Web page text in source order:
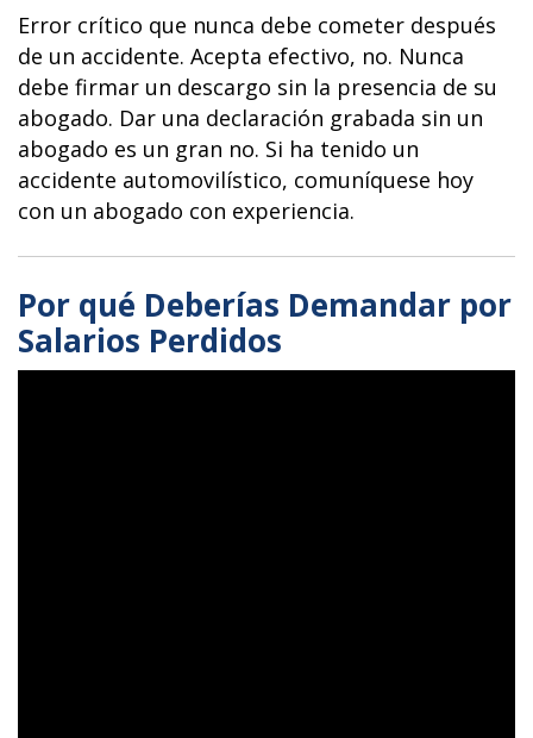
Error crítico que nunca debe cometer después
de un accidente. Acepta efectivo, no. Nunca
debe firmar un descargo sin la presencia de su
abogado. Dar una declaración grabada sin un
abogado es un gran no. Si ha tenido un
accidente automovilístico, comuníquese hoy
con un abogado con experiencia.
Por qué Deberías Demandar por
Salarios Perdidos